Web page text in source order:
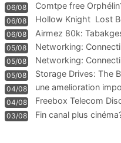
06/08 Comtpe free
06/08 Hollow Knight  Lost
06/08
Airmez 80k:
Technologie und
05/08 Networking:
05/08
Networking:
Information
05/08
Storage Drives: The
Management
04/08
une amelioration
WIFI
04/08
Freebox Telecom
Communi
03/08 Fin canal plus